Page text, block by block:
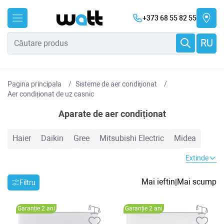
+373 68 55 82 55
RU
Pagina principala
Sisteme de aer condiționat
Aer condiționat de uz casnic
Aparate de aer condiționat
Haier Daikin Gree Mitsubishi Electric
Midea
Hyundai
Auratsu Bosch
Hoapp
Nord Star Zanussi MDV Baxi
AUX
Extinde
Filtru Mai ieftin|Mai scump
Garanție 2 ani Garanție 2 ani